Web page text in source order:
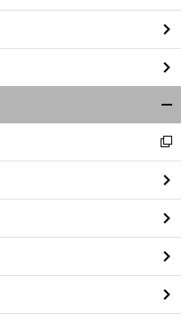
閉
る
新
し
い
ウ
ィ
ン
ド
ウ
で
開